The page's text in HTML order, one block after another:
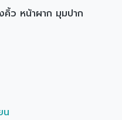
ว หน้าผาก มุมปาก
น